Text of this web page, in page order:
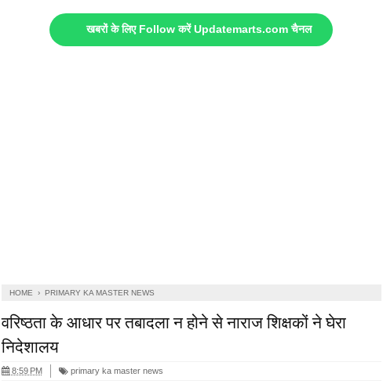
खबरों के लिए Follow करें Updatemarts.com चैनल
HOME › PRIMARY KA MASTER NEWS
वरिष्ठता के आधार पर तबादला न होने से नाराज शिक्षकों ने घेरा
निदेशालय
8:59 PM primary ka master news